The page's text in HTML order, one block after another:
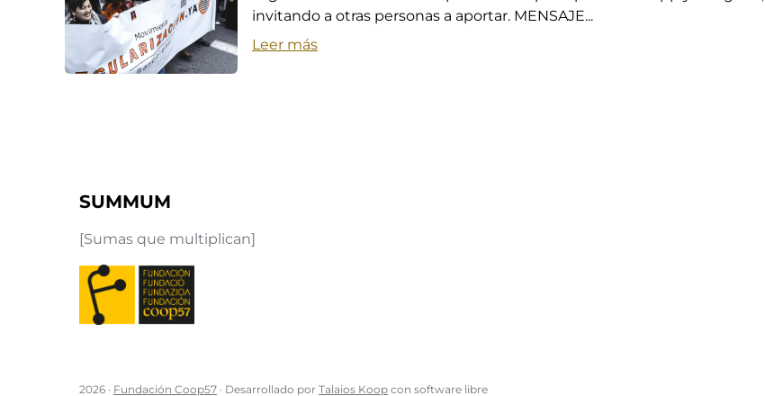
invitando a otras personas a aportar. MENSAJE...
Leer más
SUMMUM
[Sumas que multiplican]
2026 · Fundación Coop57 · Desarrollado por Talaios Koop con software libre